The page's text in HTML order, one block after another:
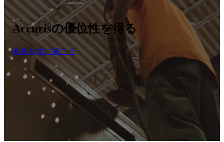
Accurisの優位性を得る
未来を共に築こう